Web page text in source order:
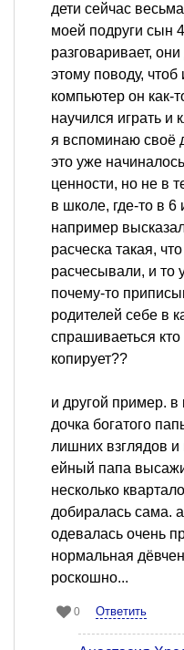
дети сейчас
моей подруги сын
разговаривает,
этому поводу, чтоб
компьютер он как-
научился играть и
я вспоминаю своё
это уже
ценности, но не в
в школе, где-то в 6
например
расческа такая,
расчесывали, и то
почему-то
родителей себе в
спрашиваеться кто
копирует??
и другой пример. в
дочка богатого
лишних взглядов и
ейный папа
несколько
добиралась сама.
одевалась очень
нормальная
роскошно...
0 Ответить